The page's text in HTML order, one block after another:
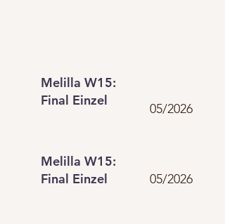
Melilla W15:
Final Einzel
05/2026
Melilla W15:
Final Einzel
05/2026